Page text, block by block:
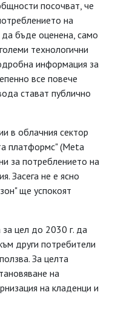
посочват, че
на
бъде оценена, само
технологични
информация за
все повече
стават публично
в облачния сектор
платформс" (Meta
за потреблението на
Засега не е ясно
ще успокоят
цел до 2030 г. да
други потребители
За целта
на
на кладенци и